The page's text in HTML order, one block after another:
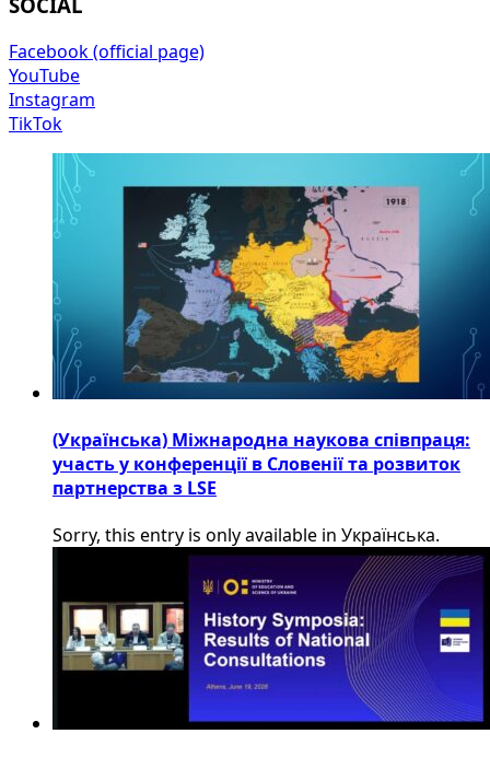
Facebook (official page)
YouTube
Instagram
TikTok
(Українська) Міжнародна наукова співпраця:
участь у конференції в Словенії та розвиток
партнерства з LSE
Sorry, this entry is only available in Українська.